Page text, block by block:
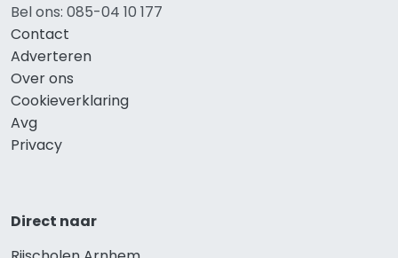
Bel ons: 085-04 10 177
Contact
Adverteren
Over ons
Cookieverklaring
Avg
Privacy
Direct naar